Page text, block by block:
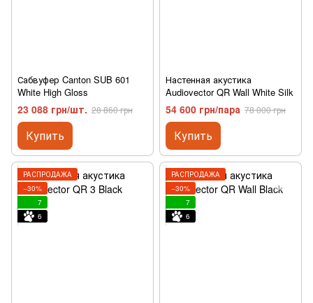
Сабвуфер Canton SUB 601
White High Gloss
23 088 грн/шт. 28 860 грн
Купить
Настенная акустика
Audiovector QR Wall White Silk
54 600 грн/пара 78 000 грн
Купить
РАСПРОДАЖА
−30%
7
6
РАСПРОДАЖА
−30%
7
6